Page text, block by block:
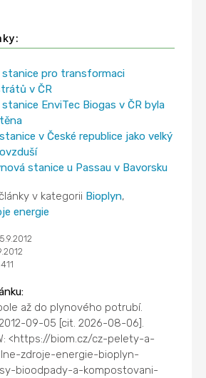
stanice pro transformaci
v ČR
EnviTec Biogas v ČR byla
v České republice jako velký
stanice u Passau v Bavorsku
v kategorii Bioplyn,
energie
5.9.2012
až do plynového potrubí.
09-05 [cit. 2026-08-06].
<https://biom.cz/cz-pelety-a-
zdroje-energie-bioplyn-
bioodpady-a-kompostovani-